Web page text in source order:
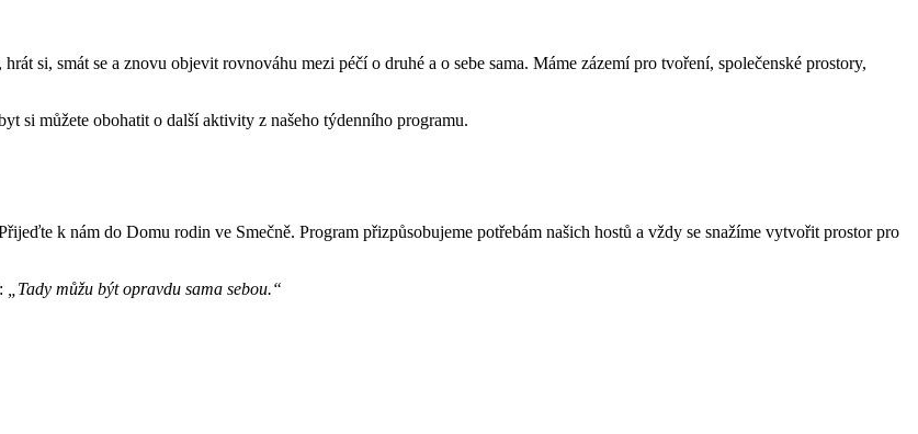
hrát si, smát se a znovu objevit rovnováhu mezi péčí o druhé a o sebe sama. Máme zázemí pro tvoření, společenské prostory,
si můžete obohatit o další aktivity z našeho týdenního programu.
k nám do Domu rodin ve Smečně. Program přizpůsobujeme potřebám našich hostů a vždy se snažíme vytvořit prostor pro
„Tady můžu být opravdu sama sebou.“